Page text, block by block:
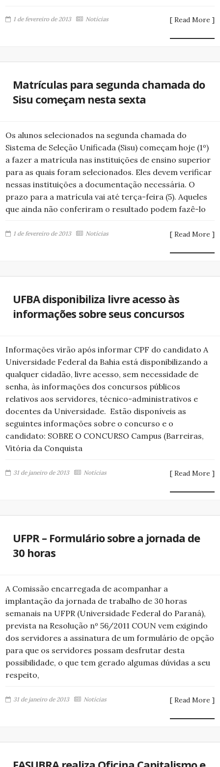
1 de fevereiro de 2013 Notícias [ Read More ]
Matrículas para segunda chamada do
Sisu começam nesta sexta
Os alunos selecionados na segunda chamada do
Sistema de Seleção Unificada (Sisu) começam hoje (1º)
a fazer a matrícula nas instituições de ensino superior
para as quais foram selecionados. Eles devem verificar
nessas instituições a documentação necessária. O
prazo para a matrícula vai até terça-feira (5). Aqueles
que ainda não conferiram o resultado podem fazê-lo
1 de fevereiro de 2013 Notícias [ Read More ]
UFBA disponibiliza livre acesso às
informações sobre seus concursos
Informações virão após informar CPF do candidato A
Universidade Federal da Bahia está disponibilizando a
qualquer cidadão, livre acesso, sem necessidade de
senha, às informações dos concursos públicos
relativos aos servidores, técnico-administrativos e
docentes da Universidade. Estão disponíveis as
seguintes informações sobre o concurso e o
candidato: SOBRE O CONCURSO Campus (Barreiras,
Vitória da Conquista
31 de janeiro de 2013 Notícias [ Read More ]
UFPR – Formulário sobre a jornada de
30 horas
A Comissão encarregada de acompanhar a
implantação da jornada de trabalho de 30 horas
semanais na UFPR (Universidade Federal do Paraná),
prevista na Resolução nº 56/2011 COUN vem exigindo
dos servidores a assinatura de um formulário de opção
para que os servidores possam desfrutar desta
possibilidade, o que tem gerado algumas dúvidas a seu
respeito,
31 de janeiro de 2013 Notícias [ Read More ]